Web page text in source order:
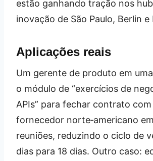
estão ganhando tração nos
inovação de São Paulo, Berlin e
Aplicações reais
Um gerente de produto em
o módulo de “exercícios de
APIs” para fechar contrato com
fornecedor norte‑americano
reuniões, reduzindo o ciclo de
dias para 18 dias. Outro caso: